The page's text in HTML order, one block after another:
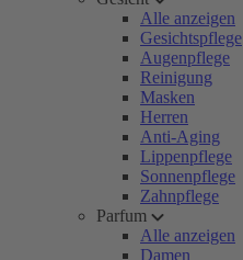
Alle anzeigen
Gesichtspflege
Augenpflege
Reinigung
Masken
Herren
Anti-Aging
Lippenpflege
Sonnenpflege
Zahnpflege
Parfum
Alle anzeigen
Damen